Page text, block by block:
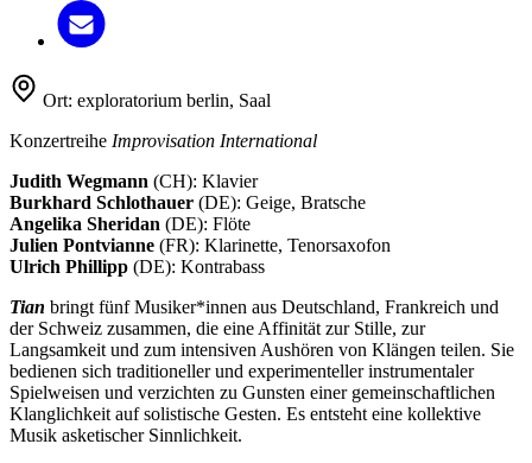
Ort: exploratorium berlin, Saal
Konzertreihe Improvisation International
Judith Wegmann (CH): Klavier
Burkhard Schlothauer (DE): Geige, Bratsche
Angelika Sheridan (DE): Flöte
Julien Pontvianne (FR): Klarinette, Tenorsaxofon
Ulrich Phillipp (DE): Kontrabass
Tian bringt fünf Musiker*innen aus Deutschland, Frankreich und
der Schweiz zusammen, die eine Affinität zur Stille, zur
Langsamkeit und zum intensiven Aushören von Klängen teilen. Sie
bedienen sich traditioneller und experimenteller instrumentaler
Spielweisen und verzichten zu Gunsten einer gemeinschaftlichen
Klanglichkeit auf solistische Gesten. Es entsteht eine kollektive
Musik asketischer Sinnlichkeit.